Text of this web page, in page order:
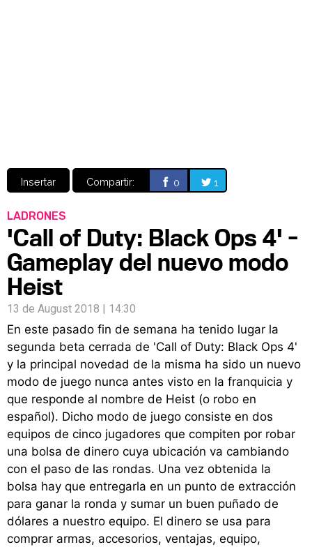
Insertar Compartir: 0 1
LADRONES
'Call of Duty: Black Ops 4' -
Gameplay del nuevo modo
Heist
13 de August 2018 | 14:30
En este pasado fin de semana ha tenido lugar la
segunda beta cerrada de 'Call of Duty: Black Ops 4'
y la principal novedad de la misma ha sido un nuevo
modo de juego nunca antes visto en la franquicia y
que responde al nombre de Heist (o robo en
español). Dicho modo de juego consiste en dos
equipos de cinco jugadores que compiten por robar
una bolsa de dinero cuya ubicación va cambiando
con el paso de las rondas. Una vez obtenida la
bolsa hay que entregarla en un punto de extracción
para ganar la ronda y sumar un buen puñado de
dólares a nuestro equipo. El dinero se usa para
comprar armas, accesorios, ventajas, equipo,